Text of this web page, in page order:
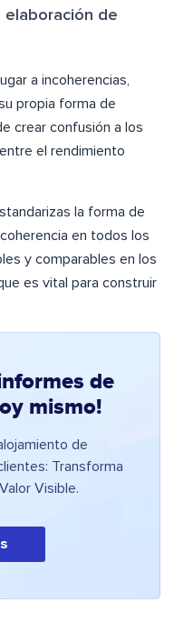
elaboración de
a incoherencias,
propia forma de
crear confusión a los
el rendimiento
la forma de
en todos los
y comparables en los
es vital para construir
de
mismo!
de
Transforma
Visible.